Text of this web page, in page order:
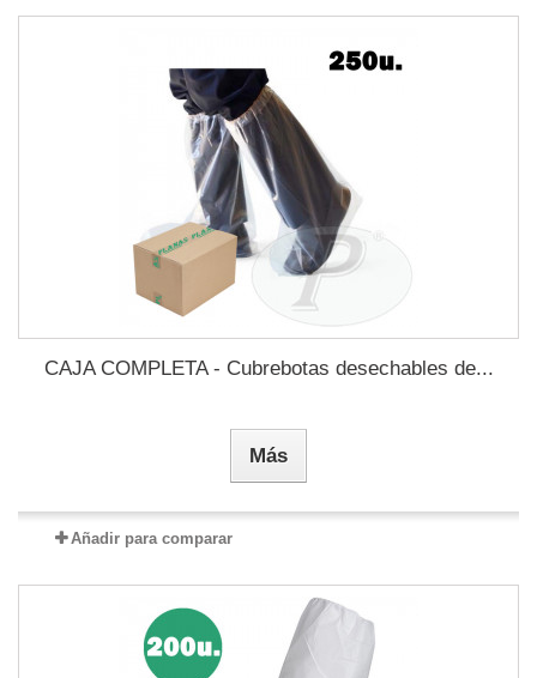
CAJA COMPLETA - Cubrebotas desechables de...
Más
Añadir para comparar